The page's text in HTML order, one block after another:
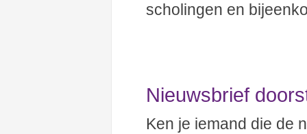
scholingen en
Nieuwsbrief
Ken je iemand die de